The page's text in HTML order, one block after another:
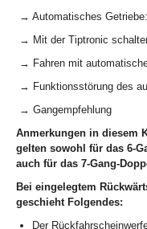
→ Automatisches
→ Mit der Tiptronic
→ Fahren mit
→ Funktionsstörung des
→ Gangempfehlung
Anmerkungen in diesem
gelten sowohl für das 6-
auch für das 7-Gang-
Bei eingelegtem
geschieht Folgendes:
Der